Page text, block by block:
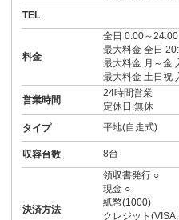
TEL
料金
全日 0:00～
最大料金 全日
最大料金 月～金
最大料金 土日祝
営業時間
24時間営業
定休日:無休
タイプ
平地(自走式)
収容台数 8台
決済方法
領収書発行 ○
現金 ○
紙幣(1000)
クレジット